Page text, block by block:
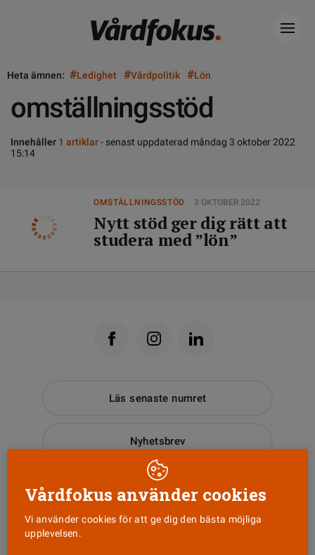
Heta ämnen: #Ledighet #Vårdpolitik #Lön
omställningsstöd
Innehåller 1 artiklar- senast uppdaterad måndag 3 oktober 2022
15:14
OMSTÄLLNINGSSTÖD 3 OKTOBER 2022
Nytt stöd ger dig rätt att
studera med ”lön”
Läs senaste numret
Nyhetsbrev
Tipsa oss!
Vårdfokus använder cookies
Vi använder cookies för att ge dig den bästa möjliga
upplevelsen.